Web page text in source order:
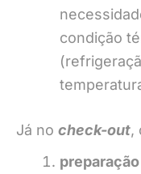
condição
Já no check-out,